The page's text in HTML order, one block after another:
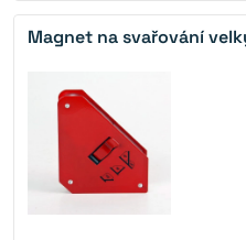
Magnet na svařování